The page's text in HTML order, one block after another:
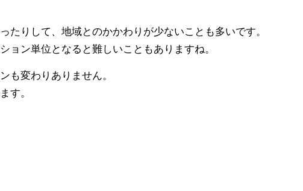
たりして、地域とのかかわりが少ないことも多いです。
ョン単位となると難しいこともありますね。
も変わりありません。
す。